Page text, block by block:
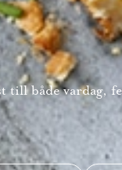
till både vardag,